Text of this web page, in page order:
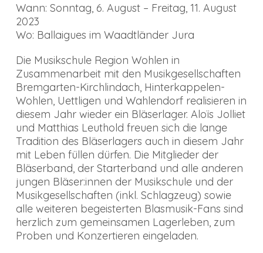
Wann: Sonntag, 6. August – Freitag, 11. August
2023
Wo: Ballaigues im Waadtländer Jura
Die Musikschule Region Wohlen in
Zusammenarbeit mit den Musikgesellschaften
Bremgarten-Kirchlindach, Hinterkappelen-
Wohlen, Uettligen und Wahlendorf realisieren in
diesem Jahr wieder ein Bläserlager. Aloïs Jolliet
und Matthias Leuthold freuen sich die lange
Tradition des Bläserlagers auch in diesem Jahr
mit Leben füllen dürfen. Die Mitglieder der
Bläserband, der Starterband und alle anderen
jungen Bläser:innen der Musikschule und der
Musikgesellschaften (inkl. Schlagzeug) sowie
alle weiteren begeisterten Blasmusik-Fans sind
herzlich zum gemeinsamen Lagerleben, zum
Proben und Konzertieren eingeladen.